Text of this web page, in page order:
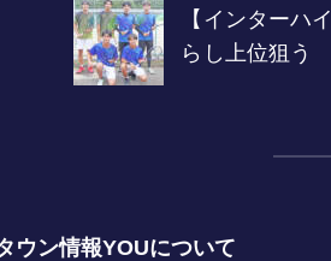
ウン情報YOUについて